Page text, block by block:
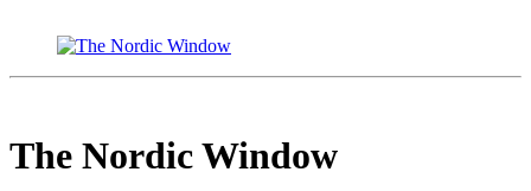
The Nordic Window